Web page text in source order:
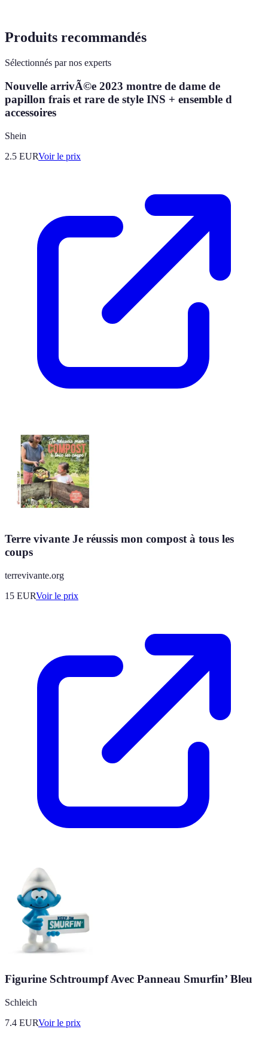
Produits recommandés
Sélectionnés par nos experts
Nouvelle arrivÃ©e 2023 montre de dame de
papillon frais et rare de style INS + ensemble d
accessoires
Shein
2.5 EURVoir le prix
Terre vivante Je réussis mon compost à tous les
coups
terrevivante.org
15 EURVoir le prix
Figurine Schtroumpf Avec Panneau Smurfin’ Bleu
Schleich
7.4 EURVoir le prix